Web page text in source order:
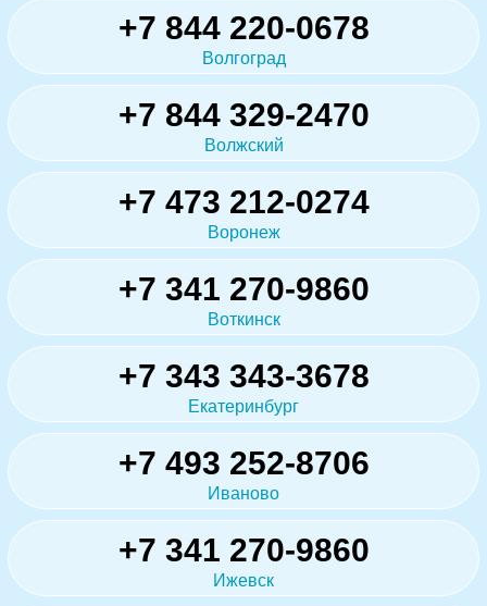
+7 844 220-0678
Волгоград
+7 844 329-2470
Волжский
+7 473 212-0274
Воронеж
+7 341 270-9860
Воткинск
+7 343 343-3678
Екатеринбург
+7 493 252-8706
Иваново
+7 341 270-9860
Ижевск